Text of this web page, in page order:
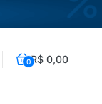
0R$ 0,00